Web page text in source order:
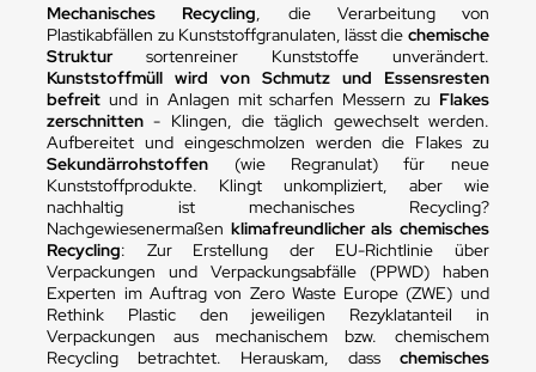
Mechanisches Recycling, die Verarbeitung von
Plastikabfällen zu Kunststoffgranulaten, lässt die chemische
Struktursortenreiner Kunststoffe unverändert.
Kunststoffmüll wird von Schmutz und Essensresten
befreit und in Anlagen mit scharfen Messern zu Flakes
zerschnitten - Klingen, die täglich gewechselt werden.
Aufbereitet und eingeschmolzen werden die Flakes zu
Sekundärrohstoffen (wie Regranulat) für neue
Kunststoffprodukte. Klingt unkompliziert, aber wie
nachhaltig ist mechanisches Recycling?
Nachgewiesenermaßen klimafreundlicher als chemisches
Recycling: Zur Erstellung der EU-Richtlinie über
Verpackungen und Verpackungsabfälle (PPWD) haben
Experten im Auftrag von Zero Waste Europe (ZWE) und
Rethink Plastic den jeweiligen Rezyklatanteil in
Verpackungen aus mechanischem bzw. chemischem
Recycling betrachtet. Herauskam, dass chemisches